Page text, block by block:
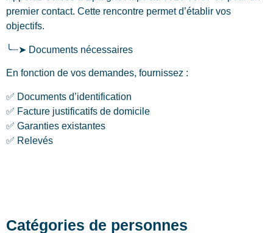
premier contact. Cette rencontre permet d’établir vos
objectifs.
╰┈➤ Documents nécessaires
En fonction de vos demandes, fournissez :
✅ Documents d’identification
✅ Facture justificatifs de domicile
✅ Garanties existantes
✅ Relevés
Catégories de personnes